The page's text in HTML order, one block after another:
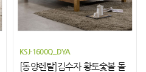
KSJ-1600Q_DYA
[동양렌탈]김수자 황토숯볼 돌